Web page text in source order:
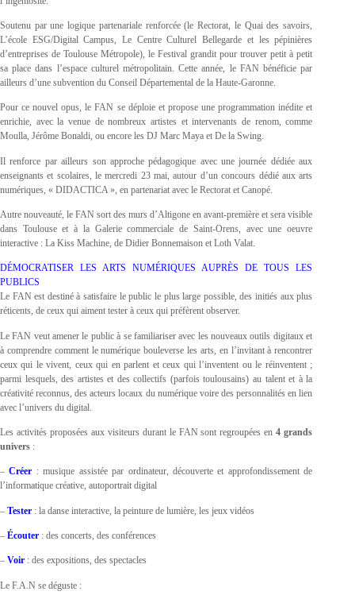
Soutenu par une logique partenariale renforcée (le Rectorat, le Quai des savoirs,
L’école ESG/Digital Campus, Le Centre Culturel Bellegarde et les pépinières
d’entreprises de Toulouse Métropole), le Festival grandit pour trouver petit à petit
sa place dans l’espace culturel métropolitain. Cette année, le FAN bénéficie par
ailleurs d’une subvention du Conseil Départemental de la Haute-Garonne.
Pour ce nouvel opus, le FAN se déploie et propose une programmation inédite et
enrichie, avec la venue de nombreux artistes et intervenants de renom, comme
Moulla, Jérôme Bonaldi, ou encore les DJ Marc Maya et De la Swing.
Il renforce par ailleurs son approche pédagogique avec une journée dédiée aux
enseignants et scolaires, le mercredi 23 mai, autour d’un concours dédié aux arts
numériques, « DIDACTICA », en partenariat avec le Rectorat et Canopé.
Autre nouveauté, le FAN sort des murs d’Altigone en avant-première et sera visible
dans Toulouse et à la Galerie commerciale de Saint-Orens, avec une oeuvre
interactive : La Kiss Machine, de Didier Bonnemaison et Loth Valat.
DÉMOCRATISER LES ARTS NUMÉRIQUES AUPRÈS DE TOUS LES
PUBLICS
Le FAN est destiné à satisfaire le public le plus large possible, des initiés aux plus
réticents, de ceux qui aiment tester à ceux qui préfèrent observer.
Le FAN veut amener le public à se familiariser avec les nouveaux outils digitaux et
à comprendre comment le numérique bouleverse les arts, en l’invitant à rencontrer
ceux qui le vivent, ceux qui en parlent et ceux qui l’inventent ou le réinventent ;
parmi lesquels, des artistes et des collectifs (parfois toulousains) au talent et à la
créativité reconnus, des acteurs locaux du numérique voire des personnalités en lien
avec l’univers du digital.
Les activités proposées aux visiteurs durant le FAN sont regroupées en4 grands
univers :
–Créer : musique assistée par ordinateur, découverte et approfondissement de
l’informatique créative, autoportrait digital
– Tester : la danse interactive, la peinture de lumière, les jeux vidéos
– Écouter : des concerts, des conférences
– Voir : des expositions, des spectacles
Le F.A.N se déguste :